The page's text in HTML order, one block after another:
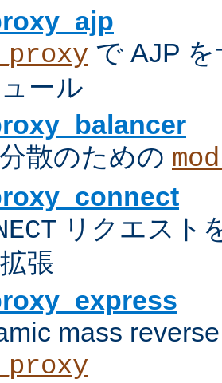
で AJP
ール
散のための
リクエスト
張
mass